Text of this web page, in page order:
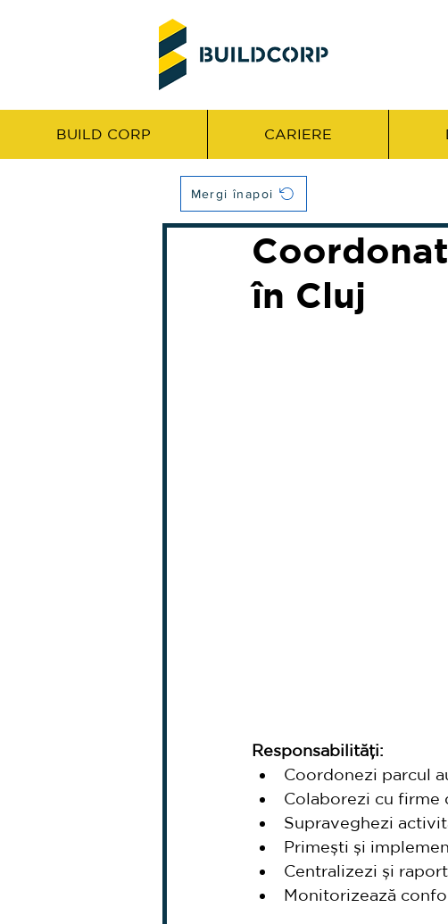
BUILD CORP CARIERE
în Cluj
Responsabilități:
Coordonezi parcul
Colaborezi cu firme
Supraveghezi
Primești și
Centralizezi și
Monitorizează
Mergi înapoi